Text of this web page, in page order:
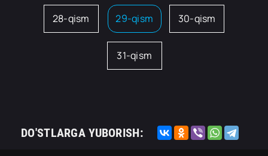
28-qism 29-qism 30-qism
31-qism
DO'STLARGA YUBORISH: